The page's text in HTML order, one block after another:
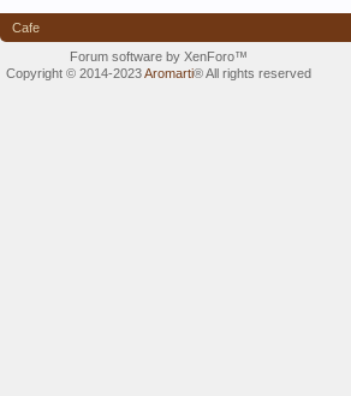
Cafe
Forum software by XenForo™
Copyright © 2014-2023Aromarti®All rights reserved